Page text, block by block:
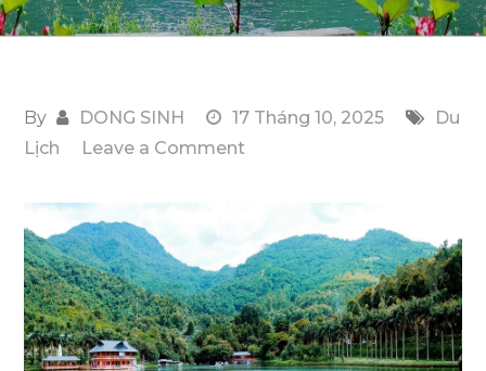
By DONG SINH 17 Tháng 10, 2025
Du
Lịch
Leave a Comment
Điểm
Tổ
Chức
Teambuilding
Lý